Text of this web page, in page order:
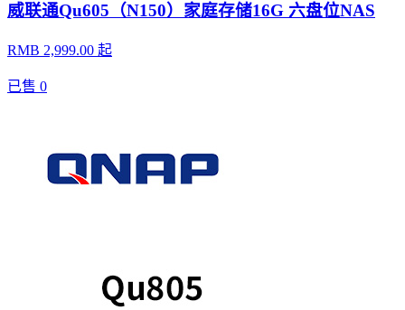
威联通Qu605（N150）家庭存储16G 六盘位NAS
RMB 2,999.00 起
已售 0